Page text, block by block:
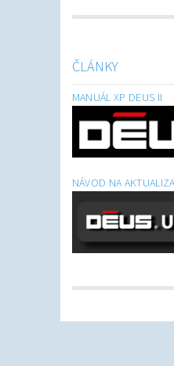
ČLÁNKY
MANUÁL XP DEUS II
NÁVOD NA